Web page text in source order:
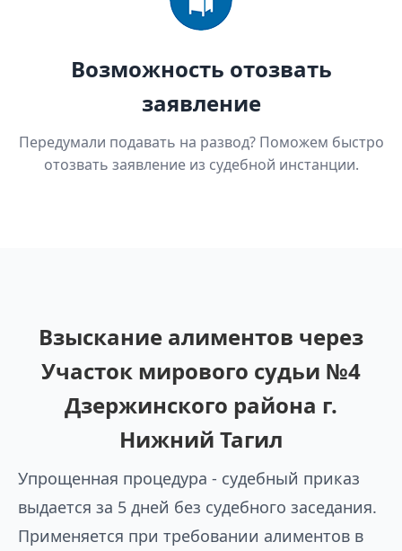
Возможность отозвать
заявление
Передумали подавать на развод? Поможем быстро
отозвать заявление из судебной инстанции.
Взыскание алиментов через
Участок мирового судьи №4
Дзержинского района г.
Нижний Тагил
Упрощенная процедура - судебный приказ
выдается за 5 дней без судебного заседания.
Применяется при требовании алиментов в